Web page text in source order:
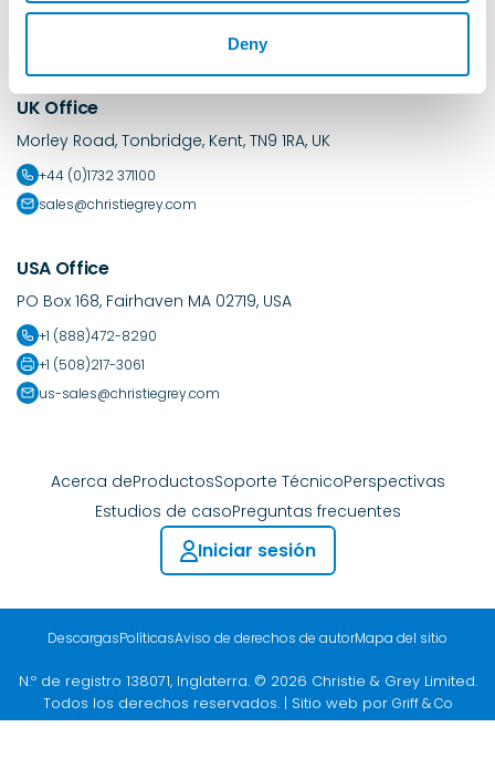
Deny
UK Office
Morley Road, Tonbridge, Kent, TN9 1RA, UK
+44 (0)1732 371100
sales@christiegrey.com
USA Office
PO Box 168, Fairhaven MA 02719, USA
+1 (888)472-8290
+1 (508)217-3061
us-sales@christiegrey.com
Acerca deProductosSoporte TécnicoPerspectivas
Estudios de casoPreguntas frecuentes
Iniciar sesión
DescargasPolíticasAviso de derechos de autorMapa del sitio
N.º de registro 138071, Inglaterra. © 2026 Christie & Grey Limited.
Todos los derechos reservados. | Sitio web por Griff & Co